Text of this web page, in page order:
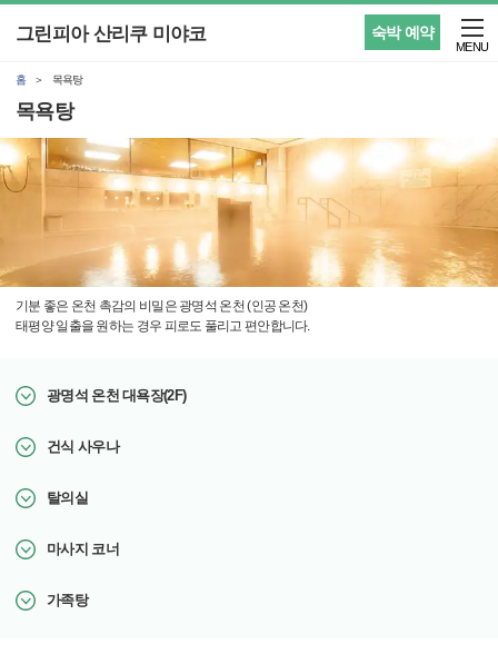
숙박 예약
그린피아 산리쿠 미야코
MENU
홈 목욕탕
목욕탕
기분 좋은 온천 촉감의 비밀은 광명석 온천 (인공 온천)
태평양 일출을 원하는 경우 피로도 풀리고 편안합니다.
광명석 온천 대욕장(2F)
건식 사우나
탈의실
마사지 코너
가족탕